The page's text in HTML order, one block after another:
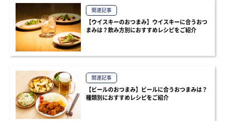
関連記事
【ウイスキーのおつまみ】ウイスキーに合うおつ
まみは？飲み方別におすすめレシピをご紹介
関連記事
【ビールのおつまみ】ビールに合うおつまみは？
種類別におすすめレシピをご紹介